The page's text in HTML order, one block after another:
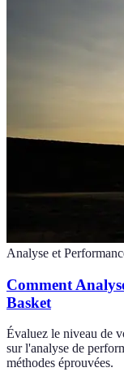
Analyse et
Comment
Basket
Évaluez le niveau de
sur l'analyse de
méthodes éprouvées.